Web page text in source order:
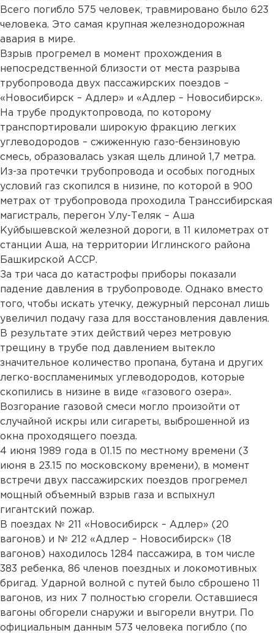
Всего погибло 575 человек, травмировано было 623
человека. Это самая крупная железнодорожная
авария в мире.
Взрыв прогремел в момент прохождения в
непосредственной близости от места разрыва
трубопровода двух пассажирских поездов –
«Новосибирск – Адлер» и «Адлер – Новосибирск».
На трубе продуктопровода, по которому
транспортировали широкую фракцию легких
углеводородов – сжиженную газо-бензиновую
смесь, образовалась узкая щель длиной 1,7 метра.
Из-за протечки трубопровода и особых погодных
условий газ скопился в низине, по которой в 900
метрах от трубопровода проходила Транссибирская
магистраль, перегон Улу-Теляк – Аша
Куйбышевской железной дороги, в 11 километрах от
станции Аша, на территории Иглинского района
Башкирской АССР.
За три часа до катастрофы приборы показали
падение давления в трубопроводе. Однако вместо
того, чтобы искать утечку, дежурный персонал лишь
увеличил подачу газа для восстановления давления.
В результате этих действий через метровую
трещину в трубе под давлением вытекло
значительное количество пропана, бутана и других
легко-воспламенимых углеводородов, которые
скопились в низине в виде «газового озера».
Возгорание газовой смеси могло произойти от
случайной искры или сигареты, выброшенной из
окна проходящего поезда.
4 июня 1989 года в 01.15 по местному времени (3
июня в 23.15 по московскому времени), в момент
встречи двух пассажирских поездов прогремел
мощный объемный взрыв газа и вспыхнул
гигантский пожар.
В поездах № 211 «Новосибирск – Адлер» (20
вагонов) и № 212 «Адлер – Новосибирск» (18
вагонов) находилось 1284 пассажира, в том числе
383 ребенка, 86 членов поездных и локомотивных
бригад. Ударной волной с путей было сброшено 11
вагонов, из них 7 полностью сгорели. Оставшиеся
вагоны обгорели снаружи и выгорели внутри. По
официальным данным 573 человека погибло (по